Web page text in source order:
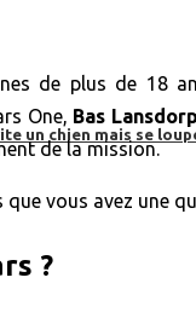
un chien mais se
de plus de 18
One, Bas
de la mission.
que vous avez une
?